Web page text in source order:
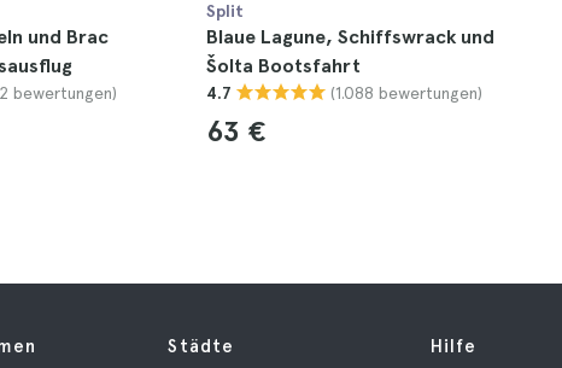
und Brac
bewertungen)
Split
Blaue Lagune, Schiffswrack und
Šolta Bootsfahrt
4.7 (1.088 bewertungen)
63 €
Städte Hilfe